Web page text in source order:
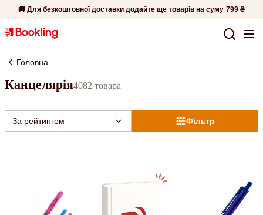
🚚 Для безкоштовної доставки додайте ще товарів на суму 799 ₴
Головна
Канцелярія4082 товара
Фільтр
За рейтингом